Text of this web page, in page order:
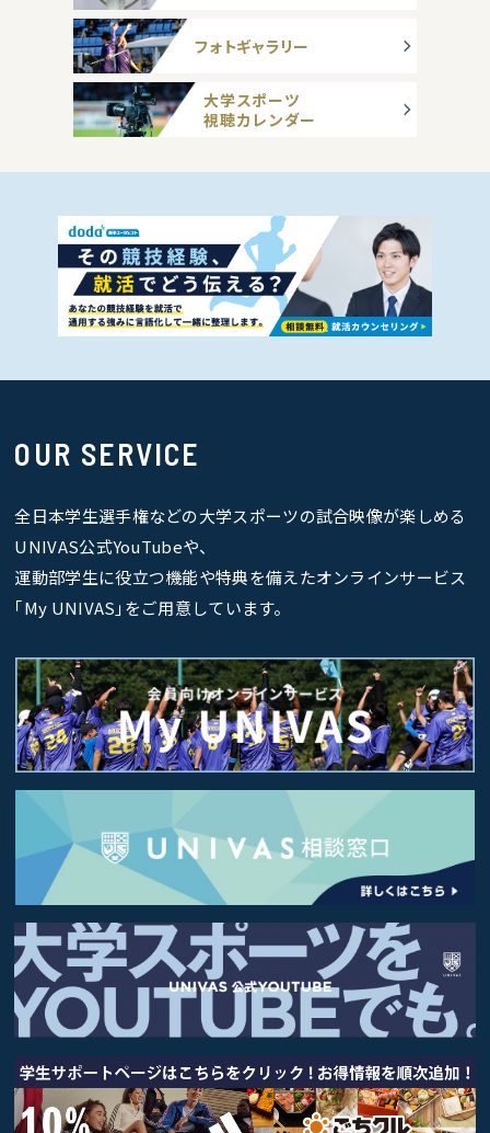
フォトギャラリー
大学スポーツ
視聴カレンダー
OUR SERVICE
全日本学生選手権などの大学スポーツの試合映像が楽しめる
UNIVAS公式YouTubeや、
運動部学生に役立つ機能や特典を備えたオンラインサービス
｢My UNIVAS｣をご用意しています。